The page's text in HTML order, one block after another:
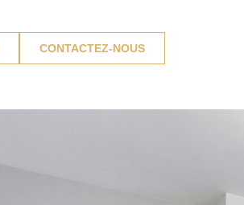
CONTACTEZ-NOUS